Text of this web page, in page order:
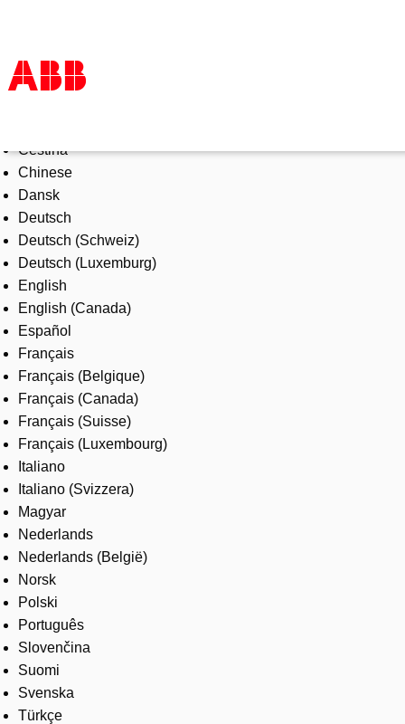
Products & Solutions
Industries
Services
About us
Where to buy
Contact us
Careers
Čeština
Chinese
Dansk
Deutsch
Deutsch (Schweiz)
Deutsch (Luxemburg)
English
English (Canada)
Español
Français
Français (Belgique)
Français (Canada)
Français (Suisse)
Français (Luxembourg)
Italiano
Italiano (Svizzera)
Magyar
Nederlands
Nederlands (België)
Norsk
Polski
Português
Slovenčina
Suomi
Svenska
Türkçe